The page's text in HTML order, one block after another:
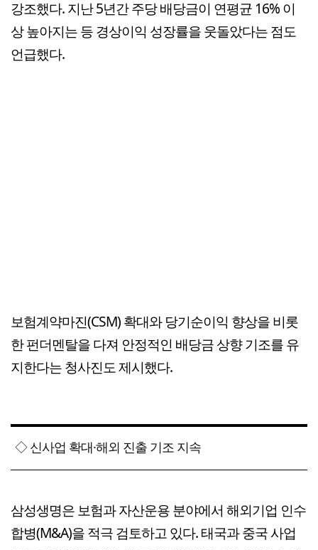
강조했다. 지난 5년간 주당 배당금이 연평균 16% 이
상 높아지는 등 경상이익 성장률을 웃돌았다는 점도
언급했다.
보험계약마진(CSM) 확대와 당기순이익 향상을 비롯
한 펀더멘탈을 다져 안정적인 배당금 상향 기조를 유
지한다는 청사진도 제시했다.
◇ 신사업 확대·해외 진출 기조 지속
삼성생명은 보험과 자산운용 분야에서 해외기업 인수
합병(M&A)을 적극 검토하고 있다. 태국과 중국 사업